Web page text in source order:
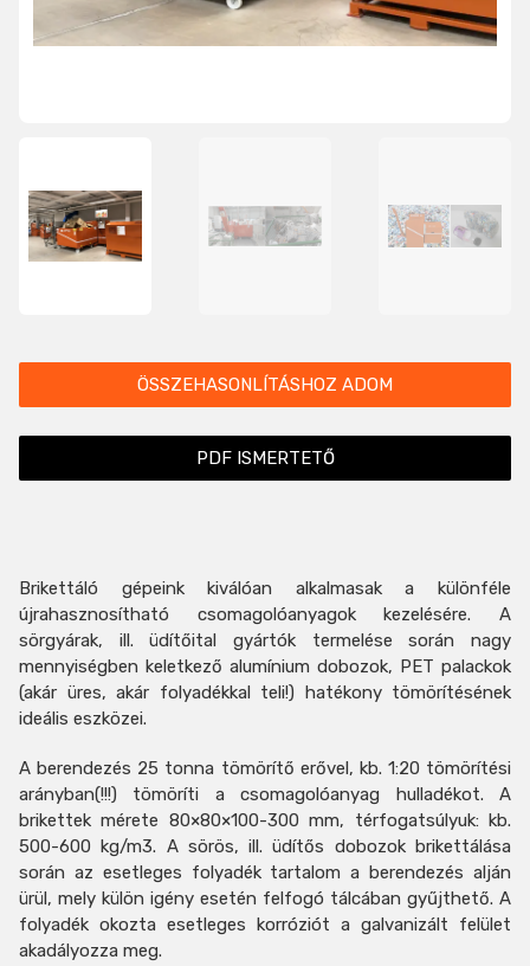
Brikettáló gépeink kiválóan alkalmasak a különféle
újrahasznosítható csomagolóanyagok kezelésére. A
sörgyárak, ill. üdítőital gyártók termelése során nagy
mennyiségben keletkező alumínium dobozok, PET palackok
(akár üres, akár folyadékkal teli!) hatékony tömörítésének
ideális eszközei.
A berendezés 25 tonna tömörítő erővel, kb. 1:20 tömörítési
arányban(!!!) tömöríti a csomagolóanyag hulladékot. A
brikettek mérete 80×80×100-300 mm, térfogatsúlyuk: kb.
500-600 kg/m3. A sörös, ill. üdítős dobozok brikettálása
során az esetleges folyadék tartalom a berendezés alján
ürül, mely külön igény esetén felfogó tálcában gyűjthető. A
folyadék okozta esetleges korróziót a galvanizált felület
akadályozza meg.
ÖSSZEHASONLÍTÁSHOZ ADOM
PDF ISMERTETŐ